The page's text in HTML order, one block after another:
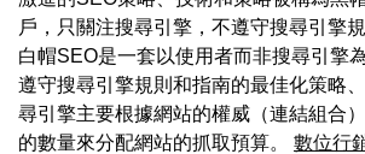
戶，只關注搜尋引擎，不遵守搜尋引擎
白帽SEO是一套以使用者而非搜尋引擎
遵守搜尋引擎規則和指南的最佳化策略
尋引擎主要根據網站的權威（連結組合
的數量來分配網站的抓取預算。 數位行